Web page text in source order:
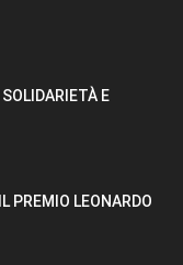
E
PREMIO LEONARDO